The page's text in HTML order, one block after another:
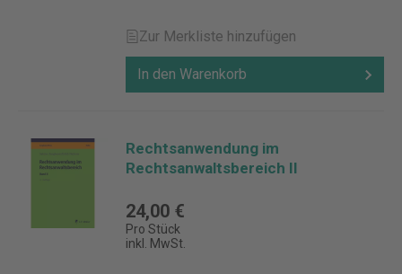
Zur Merkliste hinzufügen
In den Warenkorb
Rechtsanwendung im
Rechtsanwaltsbereich II
24,00 €
Pro Stück
inkl. MwSt.